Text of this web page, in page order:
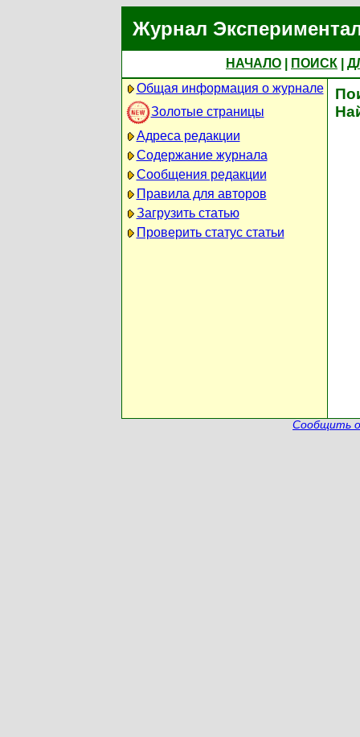
Журнал
НАЧАЛО ПОИСК
Общая информация о журнале
Золотые страницы
Адреса редакции
Содержание журнала
Сообщения редакции
Правила для авторов
Загрузить статью
Проверить статус статьи
Сообщить о